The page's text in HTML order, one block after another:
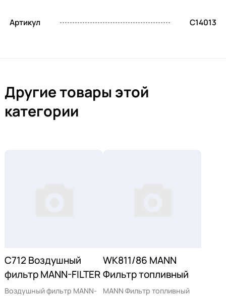
Артикул C14013
Другие товары этой
категории
C712 Воздушный
фильтр MANN-FILTER
Воздушный фильтр MANN-
WK811/86 MANN
Фильтр топливный
MANN Фильтр топливный